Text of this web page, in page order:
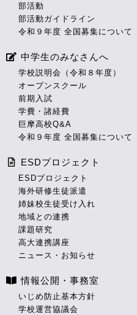
部活動
部活動ガイドライン
令和９年度 全国募集について
中学生のみなさんへ
学校説明会（令和８年度）
オープンスクール
前期入試
学費・諸経費
巨摩高校Q&A
令和９年度 全国募集について
ESDプロジェクト
ESDプロジェクト
海外研修生徒派遣
姉妹校生徒受け入れ
地域との連携
課題研究
高大連携講座
ニュース・お知らせ
情報公開・事務室
いじめ防止基本方針
学校運営協議会